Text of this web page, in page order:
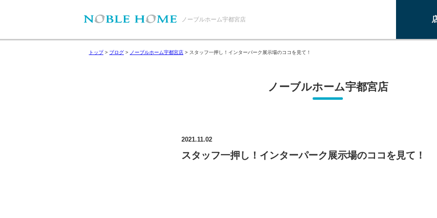
ノーブルホーム宇都宮店
トップ> ブログ > ノーブルホーム宇都宮店 > スタッフ一押し！インターパーク展示場のココを見て！
ノーブルホーム宇都宮店
2021.11.02
スタッフ一押し！インターパーク展示場のココを見て！